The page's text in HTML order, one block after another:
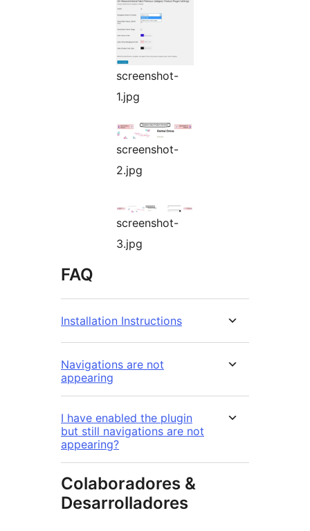
screenshot-
1.jpg
screenshot-
2.jpg
screenshot-
3.jpg
FAQ
Installation Instructions
Navigations are not
appearing
I have enabled the plugin
but still navigations are not
appearing?
Colaboradores &
Desarrolladores